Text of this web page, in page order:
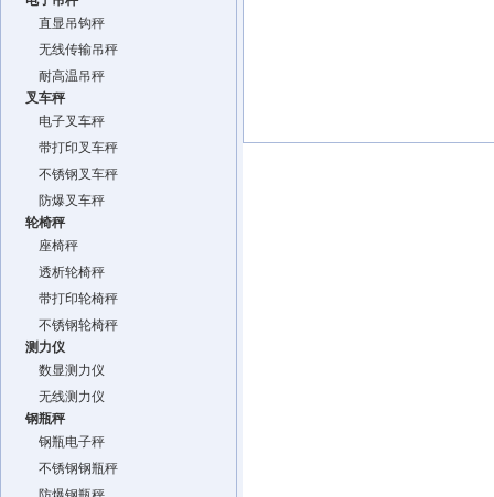
直显吊钩秤
无线传输吊秤
耐高温吊秤
叉车秤
电子叉车秤
带打印叉车秤
不锈钢叉车秤
防爆叉车秤
轮椅秤
座椅秤
透析轮椅秤
带打印轮椅秤
不锈钢轮椅秤
测力仪
数显测力仪
无线测力仪
钢瓶秤
钢瓶电子秤
不锈钢钢瓶秤